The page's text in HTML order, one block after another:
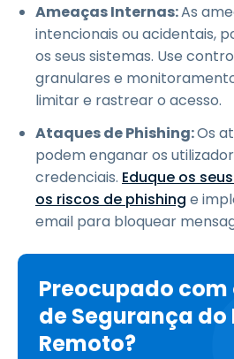
Ameaças Internas:As
intencionais ou acidentais,
os seus sistemas. Use
granulares e
limitar e rastrear o acesso.
Ataques de Phishing:Os
podem enganar os
credenciais. Eduque os
os riscos de phishing e
email para bloquear
Preocupado com
de Segurança do
Remoto?